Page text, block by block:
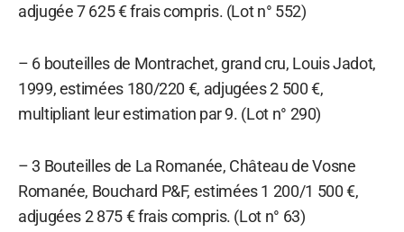
adjugée 7 625 € frais compris. (Lot n° 552)
– 6 bouteilles de Montrachet, grand cru, Louis Jadot,
1999, estimées 180/220 €, adjugées 2 500 €,
multipliant leur estimation par 9. (Lot n° 290)
– 3 Bouteilles de La Romanée, Château de Vosne
Romanée, Bouchard P&F, estimées 1 200/1 500 €,
adjugées 2 875 € frais compris. (Lot n° 63)